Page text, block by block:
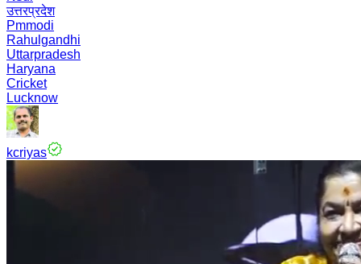
उत्तरप्रदेश
Pmmodi
Rahulgandhi
Uttarpradesh
Haryana
Cricket
Lucknow
kcriyas